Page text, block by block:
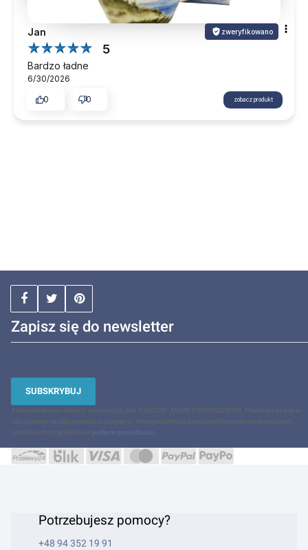
Jan zweryfikowano
5
Bardzo ładne
6/30/2026
0
0 zobacz produkt
Zapisz się do newsletter
SUBSKRYBUJ
Administratorem danych osobowych jest "ADACOR" ADAM KORZENIOWSKI. Przetwarzamy je w
celu przesłania odpowiedzi na zapytanie. Więcej informacji dotyczących przetwarzania danych
osobowych znajduje się w
Potrzebujesz pomocy?
+48 94 352 19 91